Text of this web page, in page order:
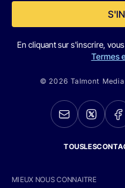
En cliquant sur s'inscrire,
Termes
© 2026 Talmont
MIEUX NOUS CONNAITRE